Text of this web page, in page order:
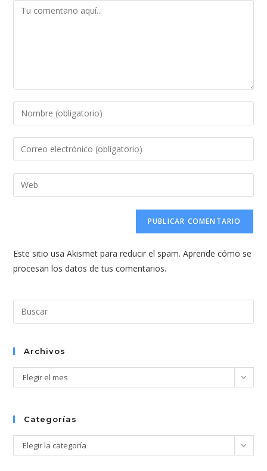
Comentario
Introduce
tu
nombre
de
usuario
Introduce
tu
dirección
de
comentar
Introduce
la
web
(opcional)
Este sitio usa Akismet para reducir el spam.Aprende cómo se
procesan los datos de tus comentarios.
el
Archivos
Archivos
Elegir el mes
Categorías
Categorías
Elegir la categoría